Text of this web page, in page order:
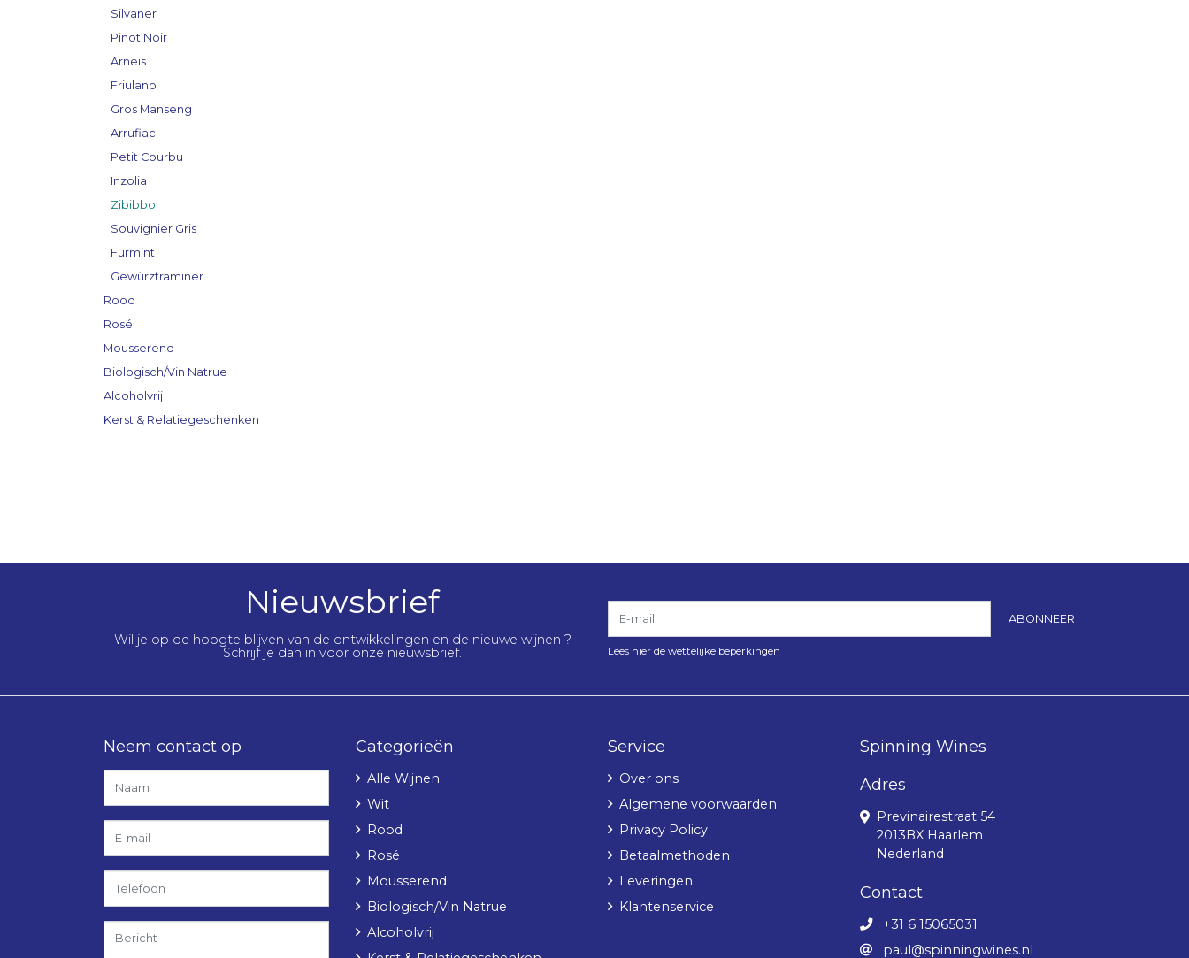
Silvaner
Pinot Noir
Arneis
Friulano
Gros Manseng
Arrufiac
Petit Courbu
Inzolia
Zibibbo
Souvignier Gris
Furmint
Gewürztraminer
Rood
Rosé
Mousserend
Biologisch/Vin Natrue
Alcoholvrij
Kerst & Relatiegeschenken
Nieuwsbrief
Wil je op de hoogte blijven van de ontwikkelingen en de nieuwe wijnen ?
Schrijf je dan in voor onze nieuwsbrief.
E-mail
ABONNEER
Lees hier de wettelijke beperkingen
Neem contact op Categorieën
Alle Wijnen
Wit
Rood
Rosé
Mousserend
Biologisch/Vin Natrue
Alcoholvrij
Service
Over ons
Algemene voorwaarden
Privacy Policy
Betaalmethoden
Leveringen
Klantenservice
Spinning Wines
Adres
Previnairestraat 54
2013BX Haarlem
Nederland
Contact
+31 6 15065031
paul@spinningwines.nl